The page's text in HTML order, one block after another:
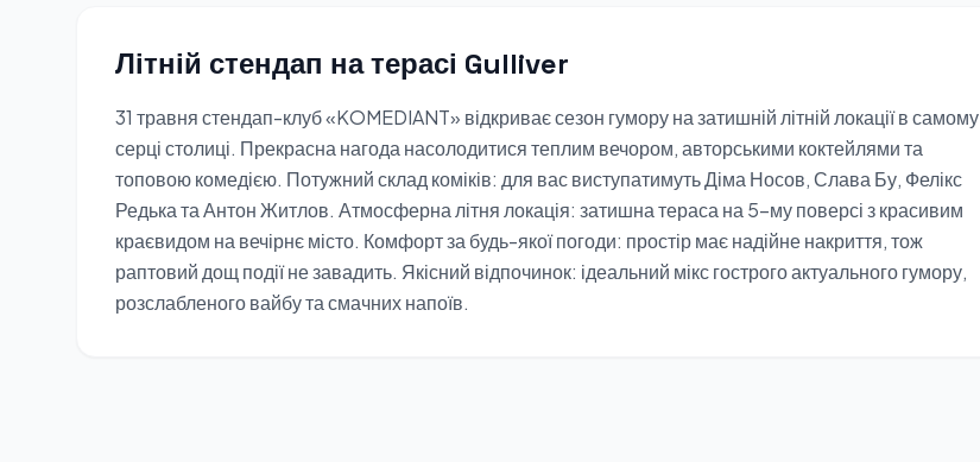
Літній стендап на терасі Gulliver
31 травня стендап-клуб «KOMEDIANT» відкриває сезон гумору на затишній літній локації в самому
серці столиці. Прекрасна нагода насолодитися теплим вечором, авторськими коктейлями та
топовою комедією. Потужний склад коміків: для вас виступатимуть Діма Носов, Слава Бу, Фелікс
Редька та Антон Житлов. Атмосферна літня локація: затишна тераса на 5-му поверсі з красивим
краєвидом на вечірнє місто. Комфорт за будь-якої погоди: простір має надійне накриття, тож
раптовий дощ події не завадить. Якісний відпочинок: ідеальний мікс гострого актуального гумору,
розслабленого вайбу та смачних напоїв.